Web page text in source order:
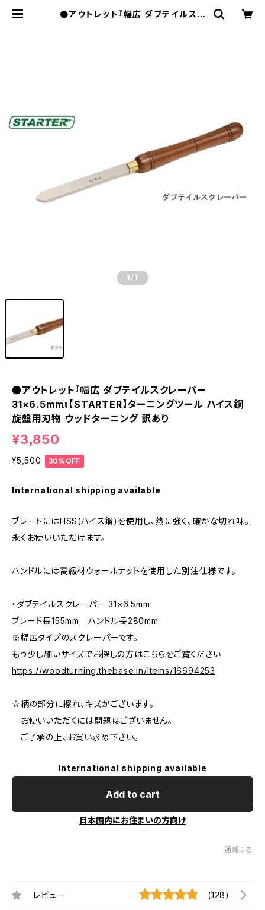
●アウトレット『幅広 ダブテイルスク
1 /1
●アウトレット『幅広 ダブテイルスクレーパー
31×6.5mm』【STARTER】ターニングツール ハイス鋼
旋盤用刃物 ウッドターニング 訳あり
¥3,850
¥5,500 30%OFF
International shipping available
ブレードにはHSS(ハイス鋼)を使用し、熱に強く、確かな切れ味。
永くお使いいただけます。
ハンドルには高級材ウォールナットを使用した別注仕様です。
・ダブテイルスクレーパー 31×6.5mm
ブレード長155mm ハンドル長280mm
※幅広タイプのスクレーパーです。
もう少し細いサイズでお探しの方はこちらをご覧ください
https://woodturning.thebase.in/items/16694253
☆柄の部分に擦れ、キズがございます。
お使いいただくには問題はございません。
ご了承の上、お買い求め下さい。
International shipping available
Add to cart
日本国内にお住まいの方向け
通報する
レビュー (128)